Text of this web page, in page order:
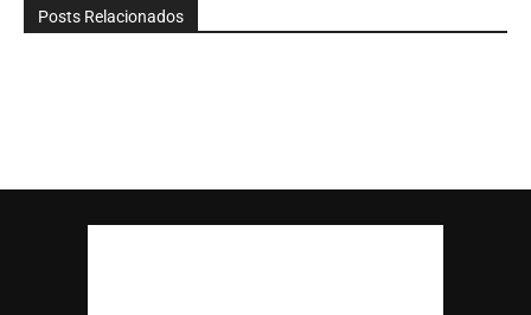
Posts Relacionados